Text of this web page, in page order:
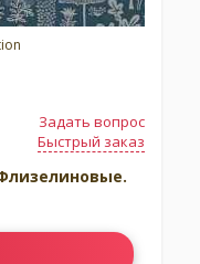
Задать вопрос
Быстрый заказ